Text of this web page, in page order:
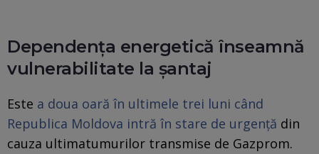
Dependența energetică înseamnă
vulnerabilitate la șantaj
Este a doua oară în ultimele trei luni când
Republica Moldova intră în stare de urgență din
cauza ultimatumurilor transmise de Gazprom.